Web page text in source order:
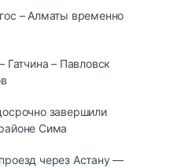
– Алматы временно
Гатчина – Павловск
завершили
Сима
через Астану —